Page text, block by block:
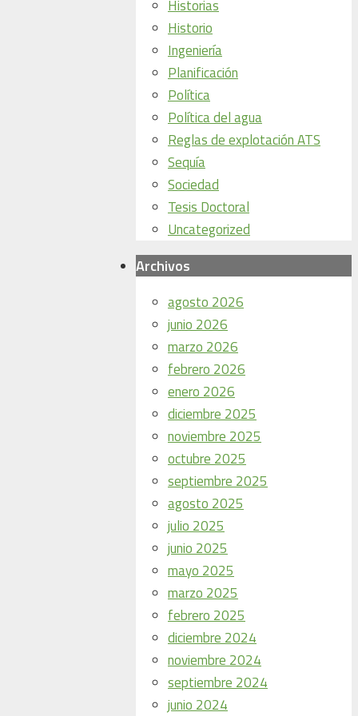
Historias
Historio
Ingeniería
Planificación
Política
Política del agua
Reglas de explotación ATS
Sequía
Sociedad
Tesis Doctoral
Uncategorized
Archivos
agosto 2026
junio 2026
marzo 2026
febrero 2026
enero 2026
diciembre 2025
noviembre 2025
octubre 2025
septiembre 2025
agosto 2025
julio 2025
junio 2025
mayo 2025
marzo 2025
febrero 2025
diciembre 2024
noviembre 2024
septiembre 2024
junio 2024